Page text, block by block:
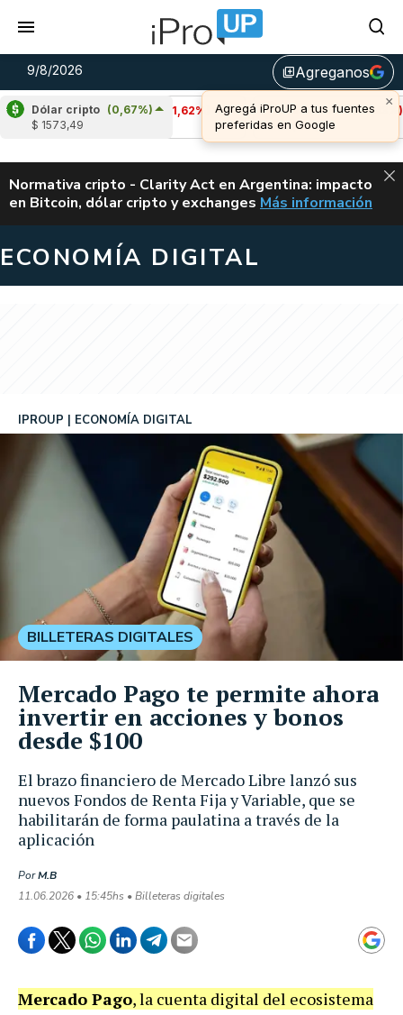
9/8/2026 library_addAgreganos
Dólar cripto (0,67%)
$ 1573,49
Cardano (-1,62%)
u$s 0,20
Avalanche
(-0,43%)
u$s 6,48
ALERTA
Normativa cripto - Clarity Act en Argentina: impacto
en Bitcoin, dólar cripto y exchanges CLARITY ACT EN
Más información
ECONOMÍA DIGITAL
El brazo financiero de Mercado Libre lanzó sus
nuevos Fondos de Renta Fija y Variable, que se
habilitarán de forma paulatina a través de la
aplicación
IPROUP ECONOMÍA DIGITAL
PorM.B
11.06.2026 • 15:45hs • Billeteras digitales
BILLETERAS DIGITALES
Mercado Pago te permite ahora
invertir en acciones y bonos
desde $100
Mercado Pago, la cuenta digital del ecosistema